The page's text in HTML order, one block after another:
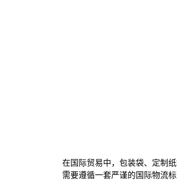
在国际贸易中，包装袋、定制
需要遵循一套严谨的国际物流